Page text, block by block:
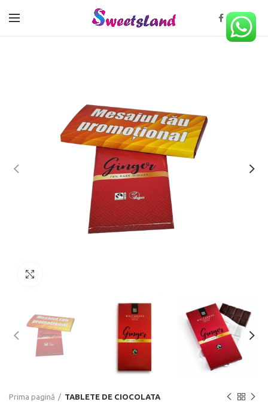
Prima pagină TABLETE DE CIOCOLATA